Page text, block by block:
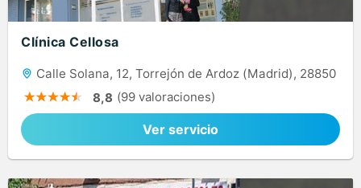
Clínica Cellosa
Calle Solana, 12, Torrejón de Ardoz (Madrid), 28850
8,8 (99 valoraciones)
Ver servicio